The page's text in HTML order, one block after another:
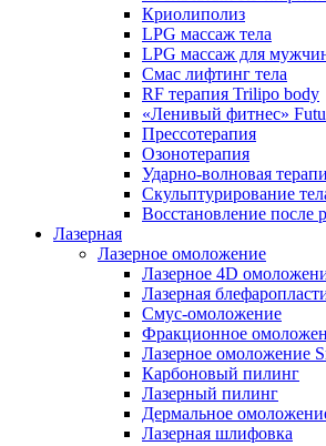
Криолиполиз
LPG массаж тела
LPG массаж для
Смас лифтинг тела
RF терапия Trilipo body
«Ленивый фитнес»
Прессотерапия
Озонотерапия
Ударно-волновая
Скульптурирование
Восстановление после
Лазерная
Лазерное омоложение
Лазерное 4D
Лазерная
Смус-омоложение
Фракционное
Лазерное омоложение
Карбоновый пилинг
Лазерный пилинг
Дермальное
Лазерная шлифовка